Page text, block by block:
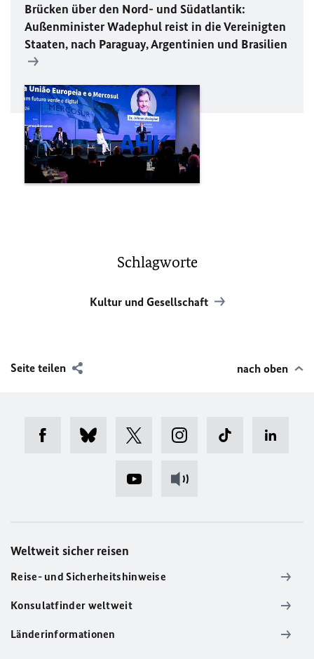
Brücken über den Nord- und Südatlantik:
Außenminister Wadephul reist in die Vereinigten
Staaten, nach Paraguay, Argentinien und Brasilien
Schlagworte
Kultur und Gesellschaft
Seite teilen nach oben
Weltweit sicher reisen
Reise- und Sicherheitshinweise
Konsulatfinder weltweit
Länderinformationen